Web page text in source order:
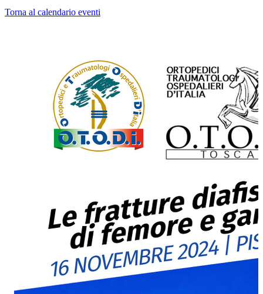
Torna al calendario eventi